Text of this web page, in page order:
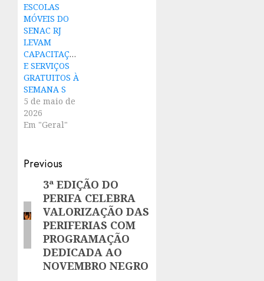
ESCOLAS
MÓVEIS DO
SENAC RJ
LEVAM
CAPACITAÇÃO
E SERVIÇOS
GRATUITOS À
SEMANA S
5 de maio de
2026
Em "Geral"
Post
navigation
Previous
Previous
post:
3ª EDIÇÃO DO
PERIFA CELEBRA
VALORIZAÇÃO DAS
PERIFERIAS COM
PROGRAMAÇÃO
DEDICADA AO
NOVEMBRO NEGRO